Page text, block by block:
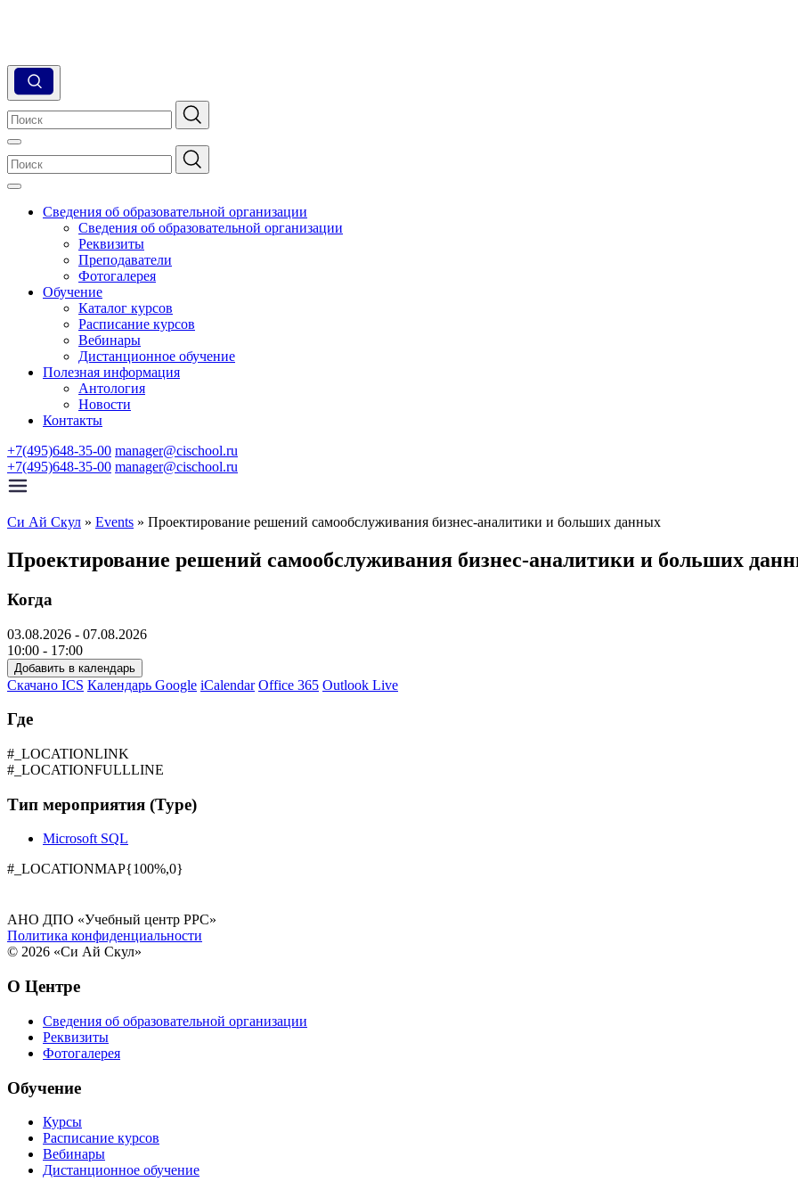
Сведения об образовательной организации
Сведения об образовательной организации
Реквизиты
Преподаватели
Фотогалерея
Обучение
Каталог курсов
Расписание курсов
Вебинары
Дистанционное обучение
Полезная информация
Антология
Новости
Контакты
+7(495)648-35-00 manager@cischool.ru
+7(495)648-35-00 manager@cischool.ru
Си Ай Скул » Events » Проектирование решений самообслуживания бизнес-аналитики и больших данных
Проектирование решений самообслуживания бизнес-аналитики и больших
Когда
03.08.2026 - 07.08.2026
10:00 - 17:00
Добавить в календарь
Скачано ICS Календарь Google iCalendar Office 365 Outlook Live
Где
#_LOCATIONLINK
#_LOCATIONFULLLINE
Тип мероприятия (Type)
Microsoft SQL
#_LOCATIONMAP{100%,0}
АНО ДПО «Учебный центр РРС»
Политика конфиденциальности
© 2026 «Си Ай Скул»
О Центре
Сведения об образовательной организации
Реквизиты
Фотогалерея
Обучение
Курсы
Расписание курсов
Вебинары
Дистанционное обучение